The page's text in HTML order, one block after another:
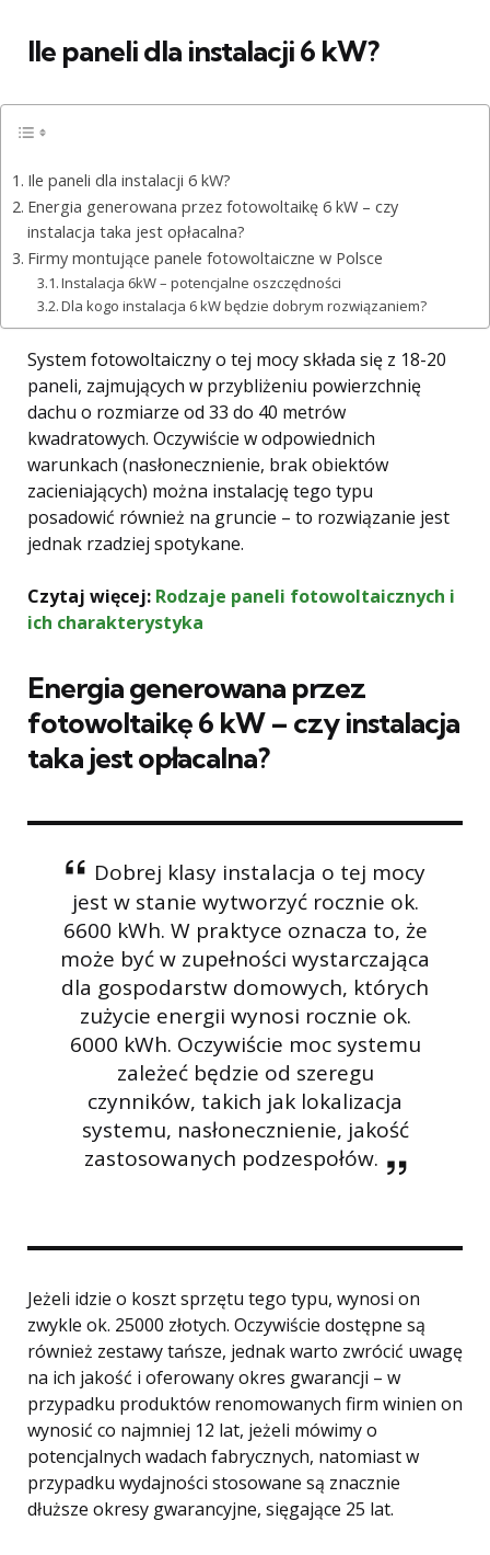
Ile paneli dla instalacji 6 kW?
Ile paneli dla instalacji 6 kW?
Energia generowana przez fotowoltaikę 6 kW – czy
instalacja taka jest opłacalna?
Firmy montujące panele fotowoltaiczne w Polsce
Instalacja 6kW – potencjalne oszczędności
Dla kogo instalacja 6 kW będzie dobrym rozwiązaniem?
System fotowoltaiczny o tej mocy składa się z 18-20
paneli, zajmujących w przybliżeniu powierzchnię
dachu o rozmiarze od 33 do 40 metrów
kwadratowych. Oczywiście w odpowiednich
warunkach (nasłonecznienie, brak obiektów
zacieniających) można instalację tego typu
posadowić również na gruncie – to rozwiązanie jest
jednak rzadziej spotykane.
Czytaj więcej: Rodzaje paneli fotowoltaicznych i
ich charakterystyka
Energia generowana przez
fotowoltaikę 6 kW – czy instalacja
taka jest opłacalna?
Dobrej klasy instalacja o tej mocy
jest w stanie wytworzyć rocznie ok.
6600 kWh. W praktyce oznacza to, że
może być w zupełności wystarczająca
dla gospodarstw domowych, których
zużycie energii wynosi rocznie ok.
6000 kWh. Oczywiście moc systemu
zależeć będzie od szeregu
czynników, takich jak lokalizacja
systemu, nasłonecznienie, jakość
zastosowanych podzespołów.
Jeżeli idzie o koszt sprzętu tego typu, wynosi on
zwykle ok. 25000 złotych. Oczywiście dostępne są
również zestawy tańsze, jednak warto zwrócić uwagę
na ich jakość i oferowany okres gwarancji – w
przypadku produktów renomowanych firm winien on
wynosić co najmniej 12 lat, jeżeli mówimy o
potencjalnych wadach fabrycznych, natomiast w
przypadku wydajności stosowane są znacznie
dłuższe okresy gwarancyjne, sięgające 25 lat.